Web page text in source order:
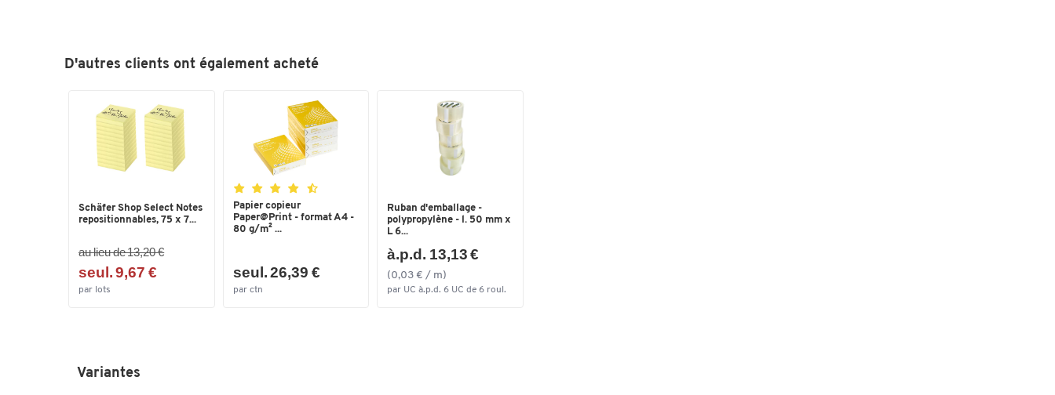
Coloris
D'autres clients ont également acheté
Schäfer Shop Select Notes
repositionnables, 75 x 7...
au lieu de 13,20 €
seul. 9,67 €
par lots
Papier copieur
Paper@Print - format A4 -
80 g/m² ...
seul. 26,39 €
par ctn
Ruban d'emballage -
polypropylène - l. 50 mm x
L 6...
à.p.d. 13,13 €
(0,03 € / m)
par UC à.p.d. 6 UC de 6 roul.
Variantes